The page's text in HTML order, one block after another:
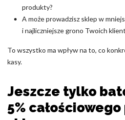
produkty?
A może prowadzisz sklep w
i najliczniejsze grono Twoich
To wszystko ma wpływ na to, co
kasy.
Jeszcze tylko
5%